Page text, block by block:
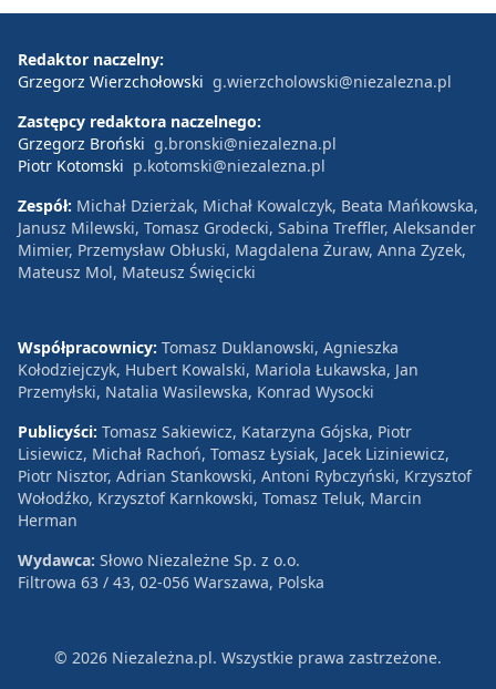
Redaktor naczelny:
Grzegorz Wierzchołowski g.wierzcholowski@niezalezna.pl
Zastępcy redaktora naczelnego:
Grzegorz Broński g.bronski@niezalezna.pl
Piotr Kotomski p.kotomski@niezalezna.pl
Zespół: Michał Dzierżak, Michał Kowalczyk, Beata Mańkowska,
Janusz Milewski, Tomasz Grodecki, Sabina Treffler, Aleksander
Mimier, Przemysław Obłuski, Magdalena Żuraw, Anna Zyzek,
Mateusz Mol, Mateusz Święcicki
Współpracownicy: Tomasz Duklanowski, Agnieszka
Kołodziejczyk, Hubert Kowalski, Mariola Łukawska, Jan
Przemyłski, Natalia Wasilewska, Konrad Wysocki
Publicyści: Tomasz Sakiewicz, Katarzyna Gójska, Piotr
Lisiewicz, Michał Rachoń, Tomasz Łysiak, Jacek Liziniewicz,
Piotr Nisztor, Adrian Stankowski, Antoni Rybczyński, Krzysztof
Wołodźko, Krzysztof Karnkowski, Tomasz Teluk, Marcin
Herman
Wydawca: Słowo Niezależne Sp. z o.o.
Filtrowa 63 / 43, 02-056 Warszawa, Polska
© 2026 Niezależna.pl. Wszystkie prawa zastrzeżone.